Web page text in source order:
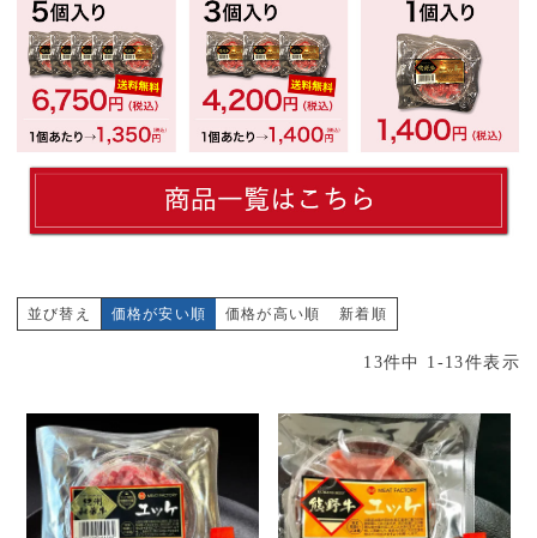
並び替え 価格が安い順 価格が高い順 新着順
13件中 1 -13件表示